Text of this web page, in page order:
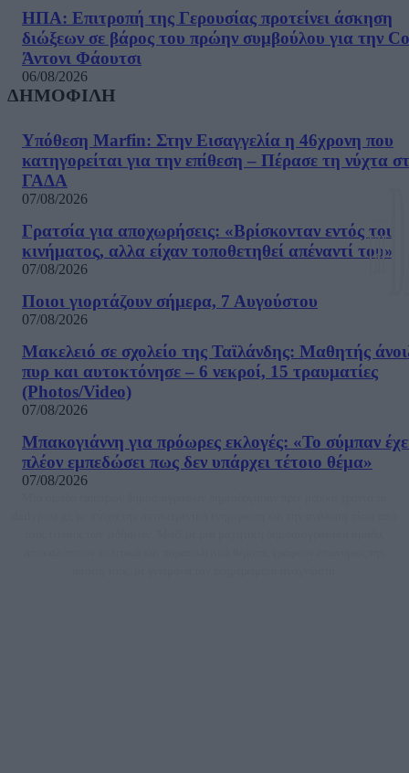
ΗΠΑ: Επιτροπή της Γερουσίας προτείνει άσκηση
διώξεων σε βάρος του πρώην συμβούλου για την
Άντονι Φάουτσι
06/08/2026
ΔΗΜΟΦΙΛΗ
Υπόθεση Marfin: Στην Εισαγγελία η 46χρονη που
κατηγορείται για την επίθεση – Πέρασε τη νύχτα
ΓΑΔΑ
07/08/2026
Γρατσία για αποχωρήσεις: «Bρίσκονταν εντός του
κινήματος, αλλα είχαν τοποθετηθεί απέναντί του»
07/08/2026
Ποιοι γιορτάζουν σήμερα, 7 Αυγούστου
07/08/2026
Μακελειό σε σχολείο της Ταϊλάνδης: Μαθητής
πυρ και αυτοκτόνησε – 6 νεκροί, 15 τραυματίες
(Photos/Video)
07/08/2026
Μπακογιάννη για πρόωρες εκλογές: «Το σύμπαν
πλέον εμπεδώσει πως δεν υπάρχει τέτοιο θέμα»
07/08/2026